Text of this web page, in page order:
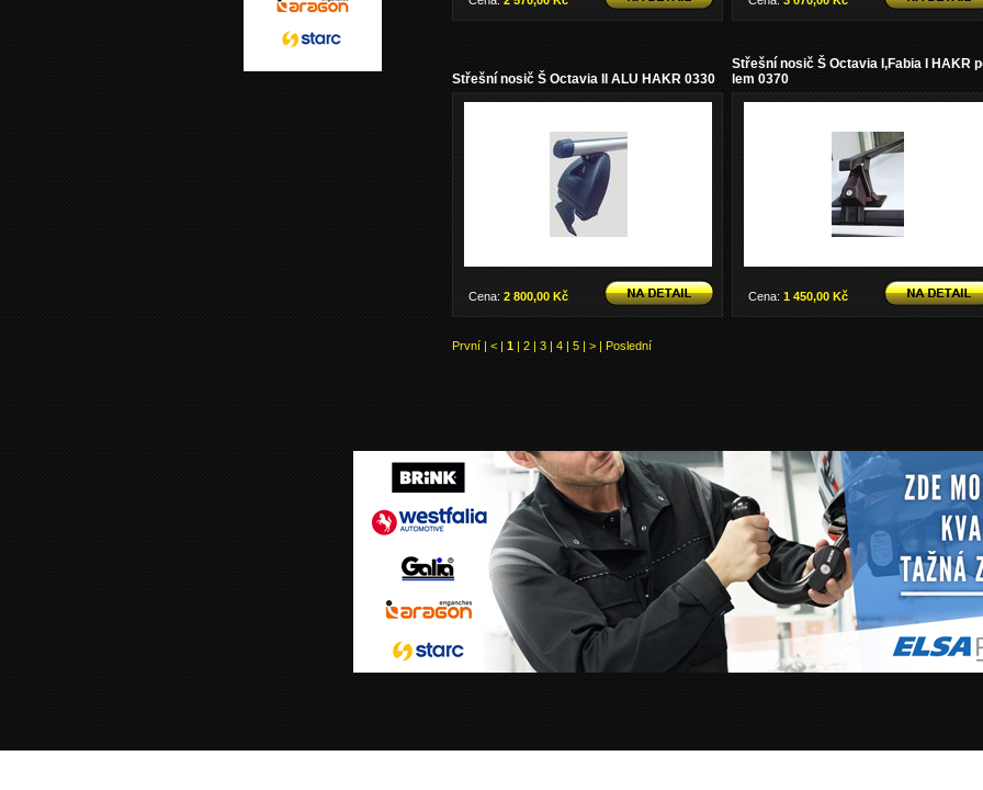
Střešní nosič Š Octavia II ALU HAKR 0330
Cena: 2 800,00 Kč
Střešní nosič Š Octavia I,Fabia I HAKR
lem 0370
Cena: 1 450,00 Kč
První | < | 1 | 2 | 3 | 4 | 5 | > | Poslední